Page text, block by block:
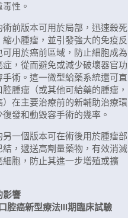
性。
術前版本可用於局部，迅速殺死
縮小腫瘤，並引發強大的免疫反
可用於癌前區域，防止細胞成為
症，從而避免或減少破壞器官功
手術。這一微型給藥系統還可直
腔腫瘤（或其他可給藥的腫瘤，
）在主要治療前的新輔助治療環
復發和動毀容手術的幾率。
另一個版本可在術後用於腫瘤部
結，遞送高劑量藥物，有效消滅
細胞，防止其進一步增殖或擴
影響
腔癌新型療法III期臨床試驗